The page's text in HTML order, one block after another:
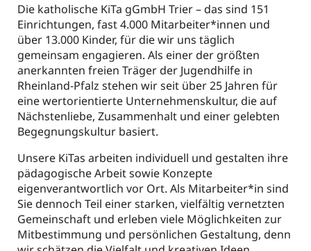
Die katholische KiTa gGmbH Trier – das sind 151
Einrichtungen, fast 4.000 Mitarbeiter*innen und
über 13.000 Kinder, für die wir uns täglich
gemeinsam engagieren. Als einer der größten
anerkannten freien Träger der Jugendhilfe in
Rheinland-Pfalz stehen wir seit über 25 Jahren für
eine wertorientierte Unternehmenskultur, die auf
Nächstenliebe, Zusammenhalt und einer gelebten
Begegnungskultur basiert.
Unsere KiTas arbeiten individuell und gestalten ihre
pädagogische Arbeit sowie Konzepte
eigenverantwortlich vor Ort. Als Mitarbeiter*in sind
Sie dennoch Teil einer starken, vielfältig vernetzten
Gemeinschaft und erleben viele Möglichkeiten zur
Mitbestimmung und persönlichen Gestaltung, denn